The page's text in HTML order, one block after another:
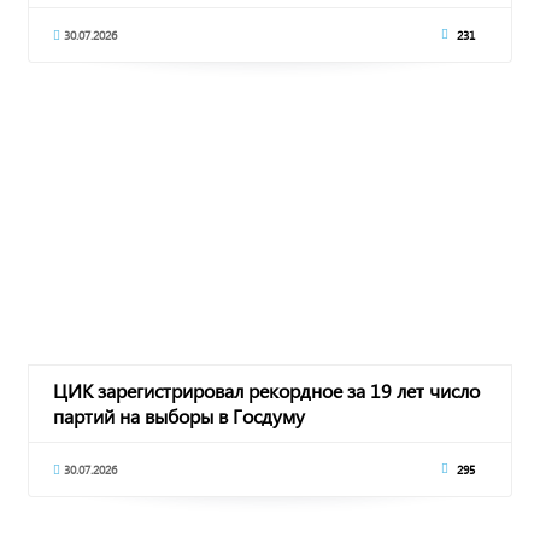
30.07.2026 231
ЦИК зарегистрировал рекордное за 19 лет число
партий на выборы в Госдуму
30.07.2026 295